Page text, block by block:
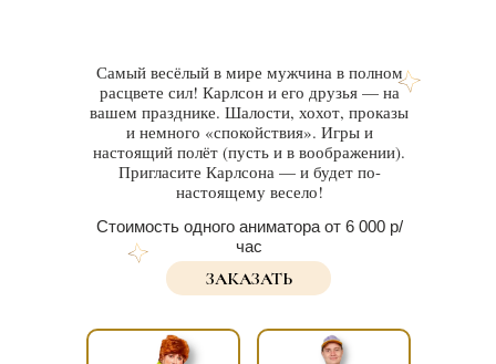
Стоимость одного аниматора от 6 000 р/
час
Самый весёлый в мире мужчина в полном
расцвете сил! Карлсон и его друзья — на
вашем празднике. Шалости, хохот, проказы
и немного «спокойствия». Игры и
настоящий полёт (пусть и в воображении).
Пригласите Карлсона — и будет по-
настоящему весело!
ЗАКАЗАТЬ